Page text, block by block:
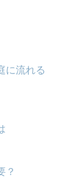
に流れる
？